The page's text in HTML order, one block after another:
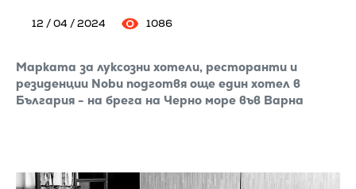
12 / 04 / 2024 1086
Марката за луксозни хотели, ресторанти и
резиденции Nobu подготвя още един хотел в
България - на брега на Черно море във Варна